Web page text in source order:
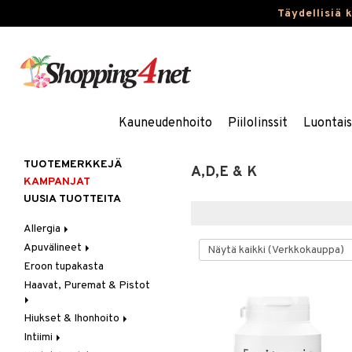
Täydellisiä
Kauneudenhoito Piilolinssit
A,D,E & K
TUOTEMERKKEJÄ
KAMPANJAT
UUSIA TUOTTEITA
Allergia
Nenäsuihkeet
Silmätipat
Apuvälineet
Hygienia
Kävely & Seisominen
Saa kiinni & Ylety
Eroon tupakasta
Haavat, Puremat & Pistot
Ensiapu
Haavat
Hiukset & Ihonhoito
Erityistuotteet
Intiimi